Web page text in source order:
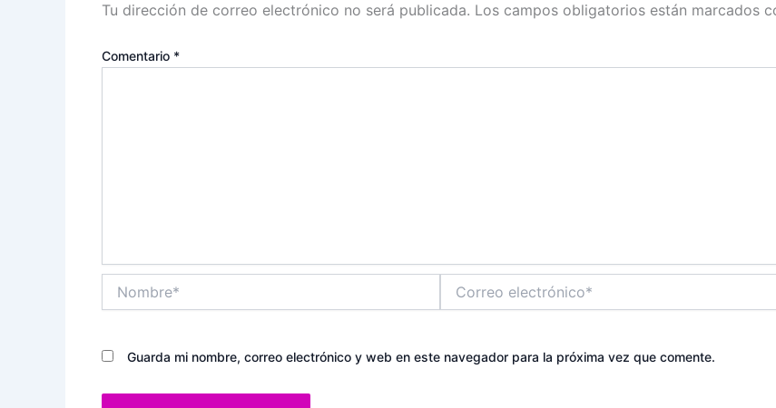
Tu dirección de correo electrónico no será publicada. Los campos obligatorios están marcados
Comentario *
electrónico*
Guarda mi nombre, correo electrónico y web en este navegador para la próxima vez que comente.